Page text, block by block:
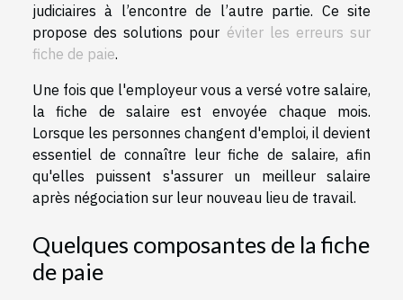
judiciaires à l’encontre de l’autre partie. Ce site
propose des solutions pour éviter les erreurs sur
fiche de paie.
Une fois que l'employeur vous a versé votre salaire,
la fiche de salaire est envoyée chaque mois.
Lorsque les personnes changent d'emploi, il devient
essentiel de connaître leur fiche de salaire, afin
qu'elles puissent s'assurer un meilleur salaire
après négociation sur leur nouveau lieu de travail.
Quelques composantes de la fiche
de paie